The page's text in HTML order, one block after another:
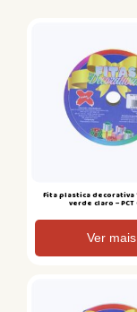
Fita plastica decorativa
verde claro – PCT
Ver mais